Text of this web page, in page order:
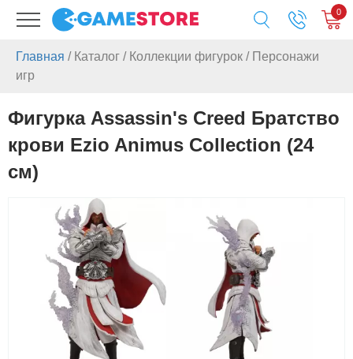
0
Главная / Каталог / Коллекции фигурок / Персонажи
игр
Фигурка Assassin's Creed Братство
крови Ezio Animus Collection (24
см)